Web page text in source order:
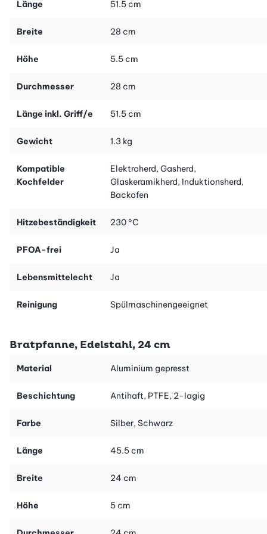
Länge 51.5 cm
Breite 28 cm
Höhe 5.5 cm
Durchmesser 28 cm
Länge inkl. Griff/e 51.5 cm
Gewicht 1.3 kg
Kompatible
Kochfelder
Elektroherd, Gasherd,
Glaskeramikherd, Induktionsherd,
Backofen
Hitzebeständigkeit 230 °C
PFOA-frei Ja
Lebensmittelecht Ja
Reinigung Spülmaschinengeeignet
Bratpfanne, Edelstahl, 24 cm
Material Aluminium gepresst
Beschichtung Antihaft, PTFE, 2-lagig
Farbe Silber, Schwarz
Länge 45.5 cm
Breite 24 cm
Höhe 5 cm